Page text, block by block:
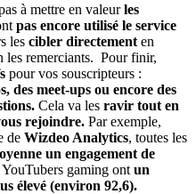
à mettre en valeurles
pas encore utilisé le service
les cibler directement en
les remerciants. Pour finir,
pour vos souscripteurs :
des meet-ups ou encore des
Cela va les ravir tout en
rejoindre. Par exemple,
de Wizdeo Analytics, toutes les
un engagement de
YouTubers gaming ont un
élevé (environ 92,6).